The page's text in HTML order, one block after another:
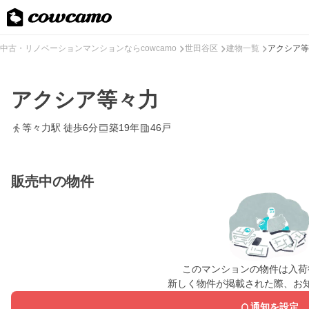
中古・リノベーションマンションならcowcamo 世田谷区 建物一覧 アクシア
アクシア等々力
等々力駅 徒歩6分 築19年 46戸
販売中の物件
このマンションの物件は入荷
新しく物件が掲載された際、お